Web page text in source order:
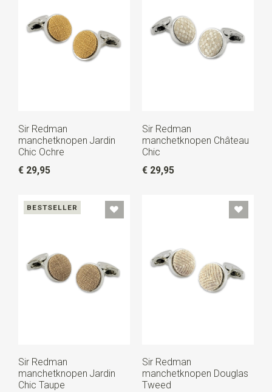
Sir Redman
manchetknopen Jardin
Chic Ochre
€ 29,95
Sir Redman
manchetknopen Château
Chic
€ 29,95
BESTSELLER
Sir Redman
manchetknopen Jardin
Chic Taupe
Sir Redman
manchetknopen Douglas
Tweed